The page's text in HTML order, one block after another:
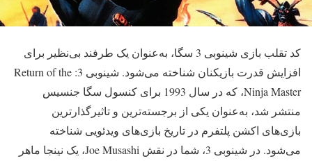
کد تقلب بازی شینوبی 3 سگا، به‌عنوان یک طرفند بی‌نظیر برای
افزایش قدرت بازیکنان شناخته می‌شود. شینوبی 3: Return of the
Ninja Master، که در سال 1993 برای کنسول سگا جنسیس
منتشر شد، به‌عنوان یکی از برجسته‌ترین و تاثیرگذارترین
بازی‌های اکشن پلتفرم در تاریخ بازی‌های ویدئویی شناخته
می‌شود. در شینوبی 3، شما در نقش Joe Musashi، یک نینجا ماهر